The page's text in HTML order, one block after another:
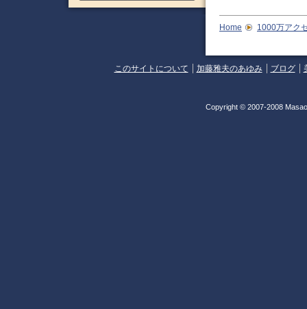
Home 1000万アク
このサイトについて 加藤雅夫のあゆみ ブログ
Copyright © 2007-2008